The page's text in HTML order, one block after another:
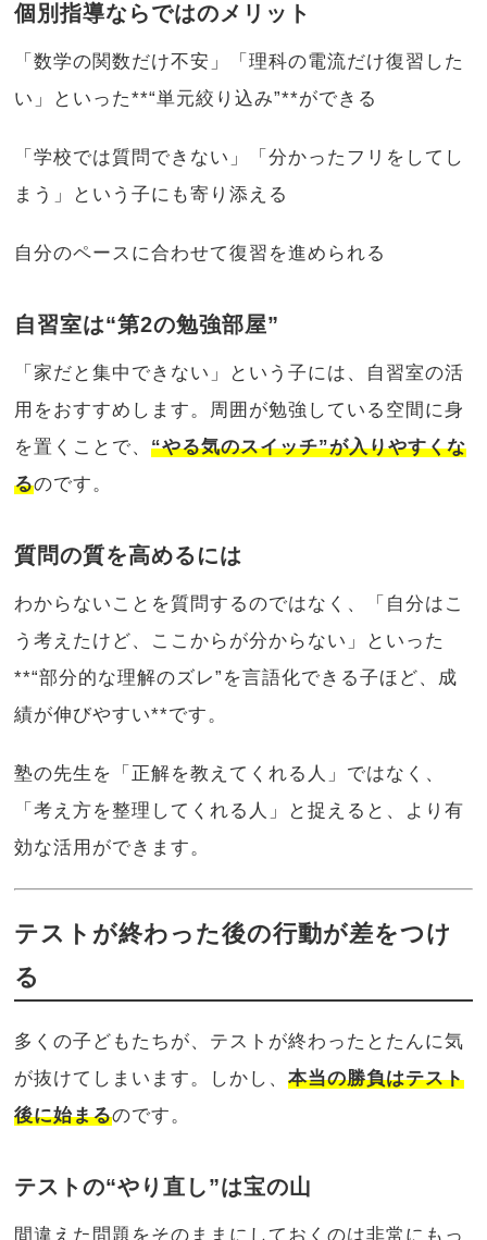
個別指導ならではのメリット
「数学の関数だけ不安」「理科の電流だけ復習した
い」といった**“単元絞り込み”**ができる
「学校では質問できない」「分かったフリをしてし
まう」という子にも寄り添える
自分のペースに合わせて復習を進められる
自習室は“第2の勉強部屋”
「家だと集中できない」という子には、自習室の活
用をおすすめします。周囲が勉強している空間に身
を置くことで、“やる気のスイッチ”が入りやすくな
るのです。
質問の質を高めるには
わからないことを質問するのではなく、「自分はこ
う考えたけど、ここからが分からない」といった
**“部分的な理解のズレ”を言語化できる子ほど、成
績が伸びやすい**です。
塾の先生を「正解を教えてくれる人」ではなく、
「考え方を整理してくれる人」と捉えると、より有
効な活用ができます。
テストが終わった後の行動が差をつけ
る
多くの子どもたちが、テストが終わったとたんに気
が抜けてしまいます。しかし、本当の勝負はテスト
後に始まるのです。
テストの“やり直し”は宝の山
間違えた問題をそのままにしておくのは非常にもっ